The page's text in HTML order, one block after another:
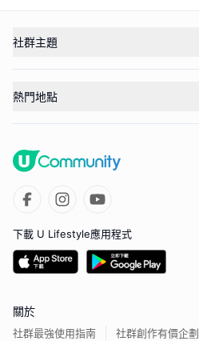
社群主題
熱門地點
下載 U Lifestyle應用程式
關於
社群最強使用指南 社群創作有價企劃